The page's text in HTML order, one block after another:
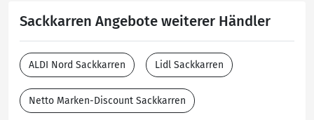
Sackkarren Angebote weiterer Händler
ALDI Nord Sackkarren Lidl Sackkarren
Netto Marken-Discount Sackkarren